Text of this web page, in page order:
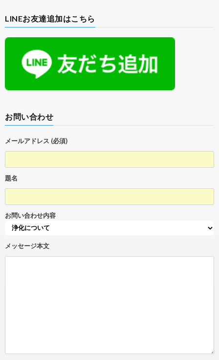
LINEお友達追加はこちら
お問い合わせ
メールアドレス (必須)
題名
お問い合わせ内容
メッセージ本文